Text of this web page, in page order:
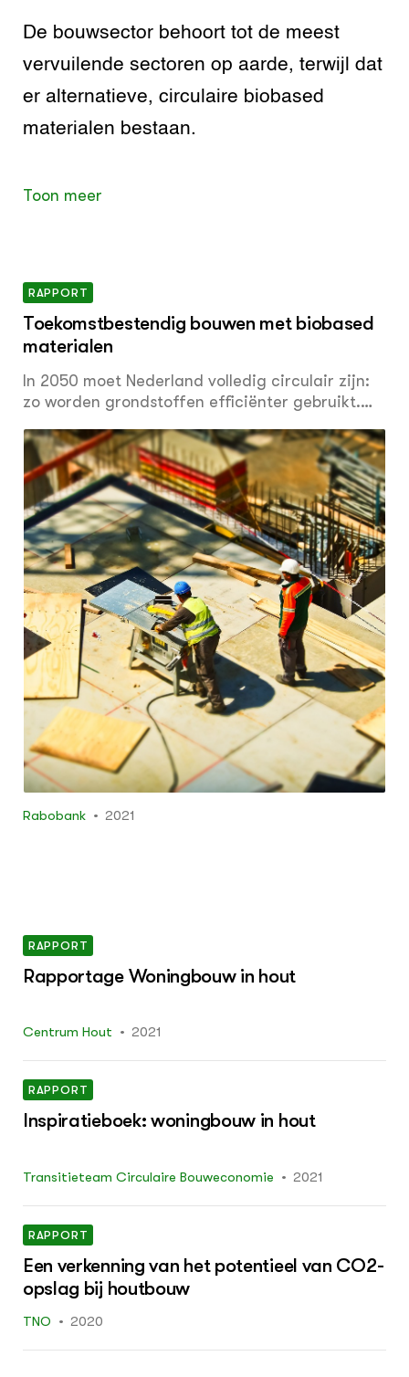
De bouwsector behoort tot de meest
vervuilende sectoren op aarde, terwijl dat
er alternatieve, circulaire biobased
materialen bestaan.
Toon meer
RAPPORT
Toekomstbestendig bouwen met biobased
materialen
In 2050 moet Nederland volledig circulair zijn:
zo worden grondstoffen efficiënter gebruikt.
van primaire grondstoffen halveren in 2030. De
Nederlandse bouwsector is grootgebruiker van
primaire grondstoffen en kan aan deze
halvering bijdragen door ‘biobased’ te bouwen.
Biobased materialen zoals hout worden in de
bouw al steeds meer toegepast, maar zijn nog
niet de norm. Wij hopen dat dit snel verandert
en dragen daar graag aan bij. Zowel in debat
over biobased materialen als met concrete
financieringsoplossingen. Er zijn al volop
mogelijkheden, nu is het gewoon een kwestie
van vaker toepassen. Lees er meer over in deze
update.
Rabobank 2021
RAPPORT
Rapportage Woningbouw in hout
Centrum Hout 2021
RAPPORT
Inspiratieboek: woningbouw in hout
Transitieteam Circulaire Bouweconomie 2021
RAPPORT
Een verkenning van het potentieel van CO2-
opslag bij houtbouw
TNO 2020